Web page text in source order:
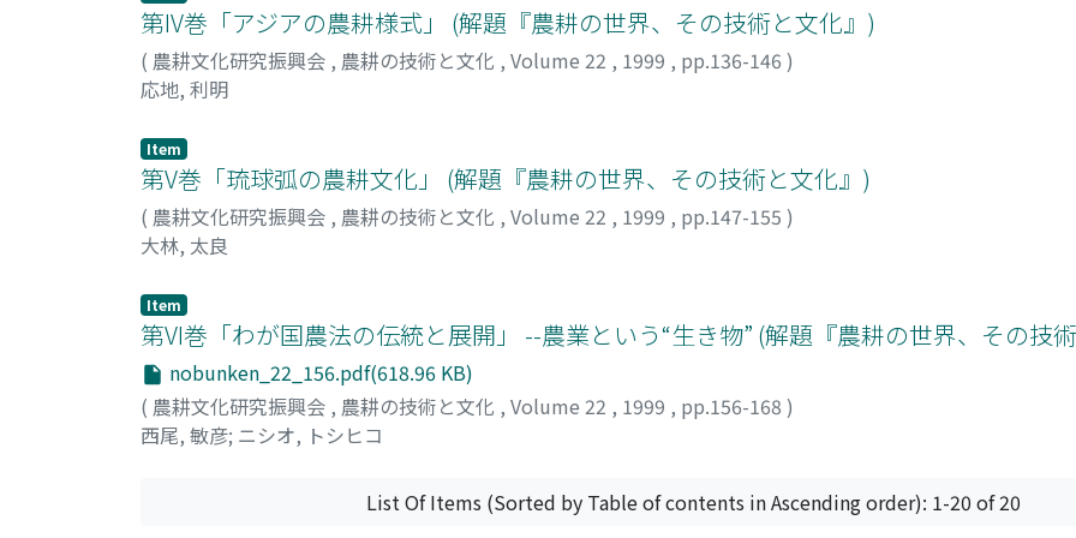
第IV巻「アジアの農耕様式」 (解題『農耕の世界、その技術と文化』)
( 農耕文化研究振興会 , 農耕の技術と文化 , Volume 22 , 1999 , pp.136-146 )
応地, 利明
Item
第V巻「琉球弧の農耕文化」 (解題『農耕の世界、その技術と文化』)
( 農耕文化研究振興会 , 農耕の技術と文化 , Volume 22 , 1999 , pp.147-155 )
大林, 太良
Item
第VI巻「わが国農法の伝統と展開」 --農業という“生き物” (解題『農耕の世界、その技
nobunken_22_156.pdf(618.96 KB)
( 農耕文化研究振興会 , 農耕の技術と文化 , Volume 22 , 1999 , pp.156-168 )
西尾, 敏彦; ニシオ, トシヒコ
List Of Items (Sorted by Table of contents in Ascending order): 1-20 of 20